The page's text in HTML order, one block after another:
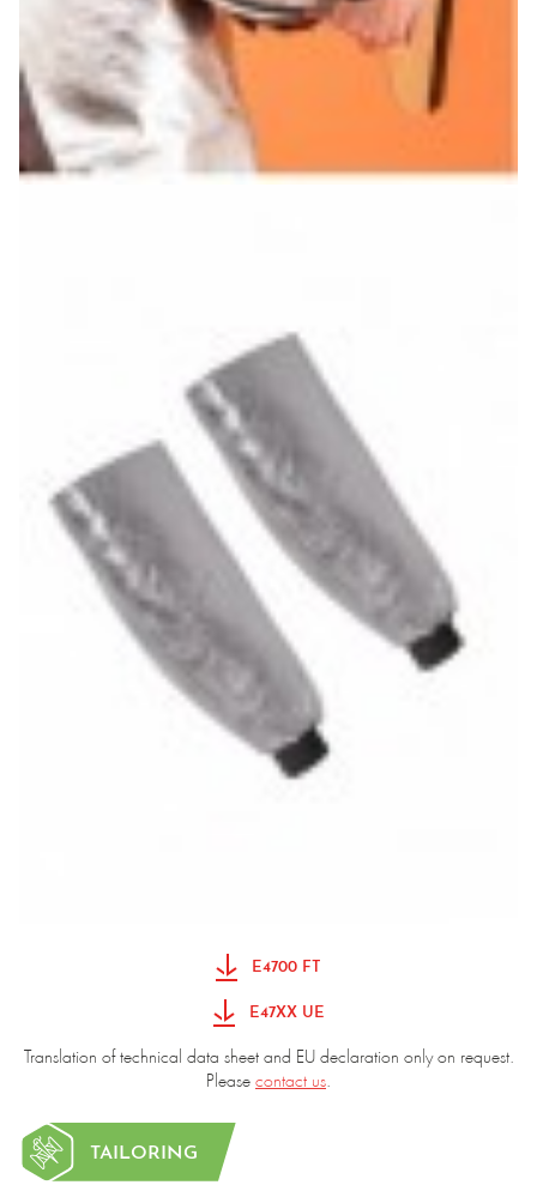
E4700 FT
E47XX UE
Translation of technical data sheet and EU declaration only on request.
Please contact us.
TAILORING